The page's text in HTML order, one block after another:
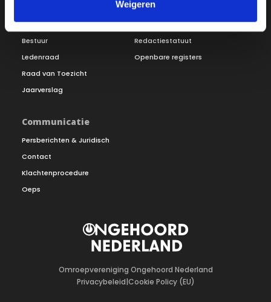
Weigeren
Vereniging
Bestuur
Ledenraad
Raad van Toezicht
Jaarverslag
Redactiestatuut
Openbare registers
Communicatie
Persberichten & Juridisch
Contact
Klachtenprocedure
Oeps
Omroepvereniging Ongehoord Nederland
Privacybeleid|Cookie Policy (EU)